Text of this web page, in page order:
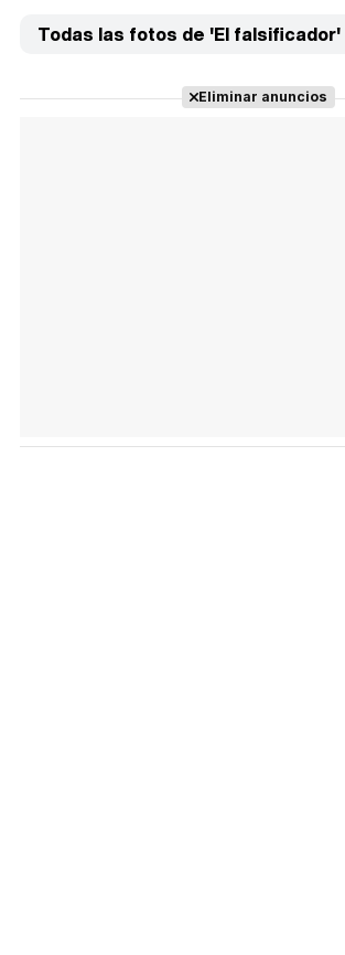
Todas las fotos de 'El falsificador'
Eliminar anuncios